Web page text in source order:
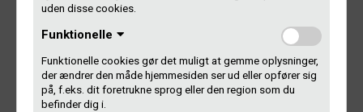
uden disse cookies.
Funktionelle
Funktionelle cookies gør det muligt at gemme oplysninger,
der ændrer den måde hjemmesiden ser ud eller opfører sig
på, f.eks. dit foretrukne sprog eller den region som du
befinder dig i.
Rutineret bruger af Excel og har flair for IT
deadlines
Har en naturlig nysgerrighed og evne til at sætte sig ind i
nye områder
Er selvstændig, ansvarsbevidst og tager ejerskab for
sine opgaver